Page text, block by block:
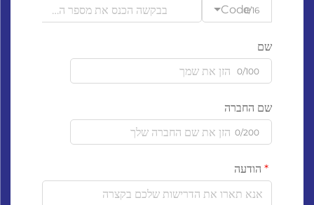
Code0/16
שם
0/100
שם החברה
0/200
הודעה